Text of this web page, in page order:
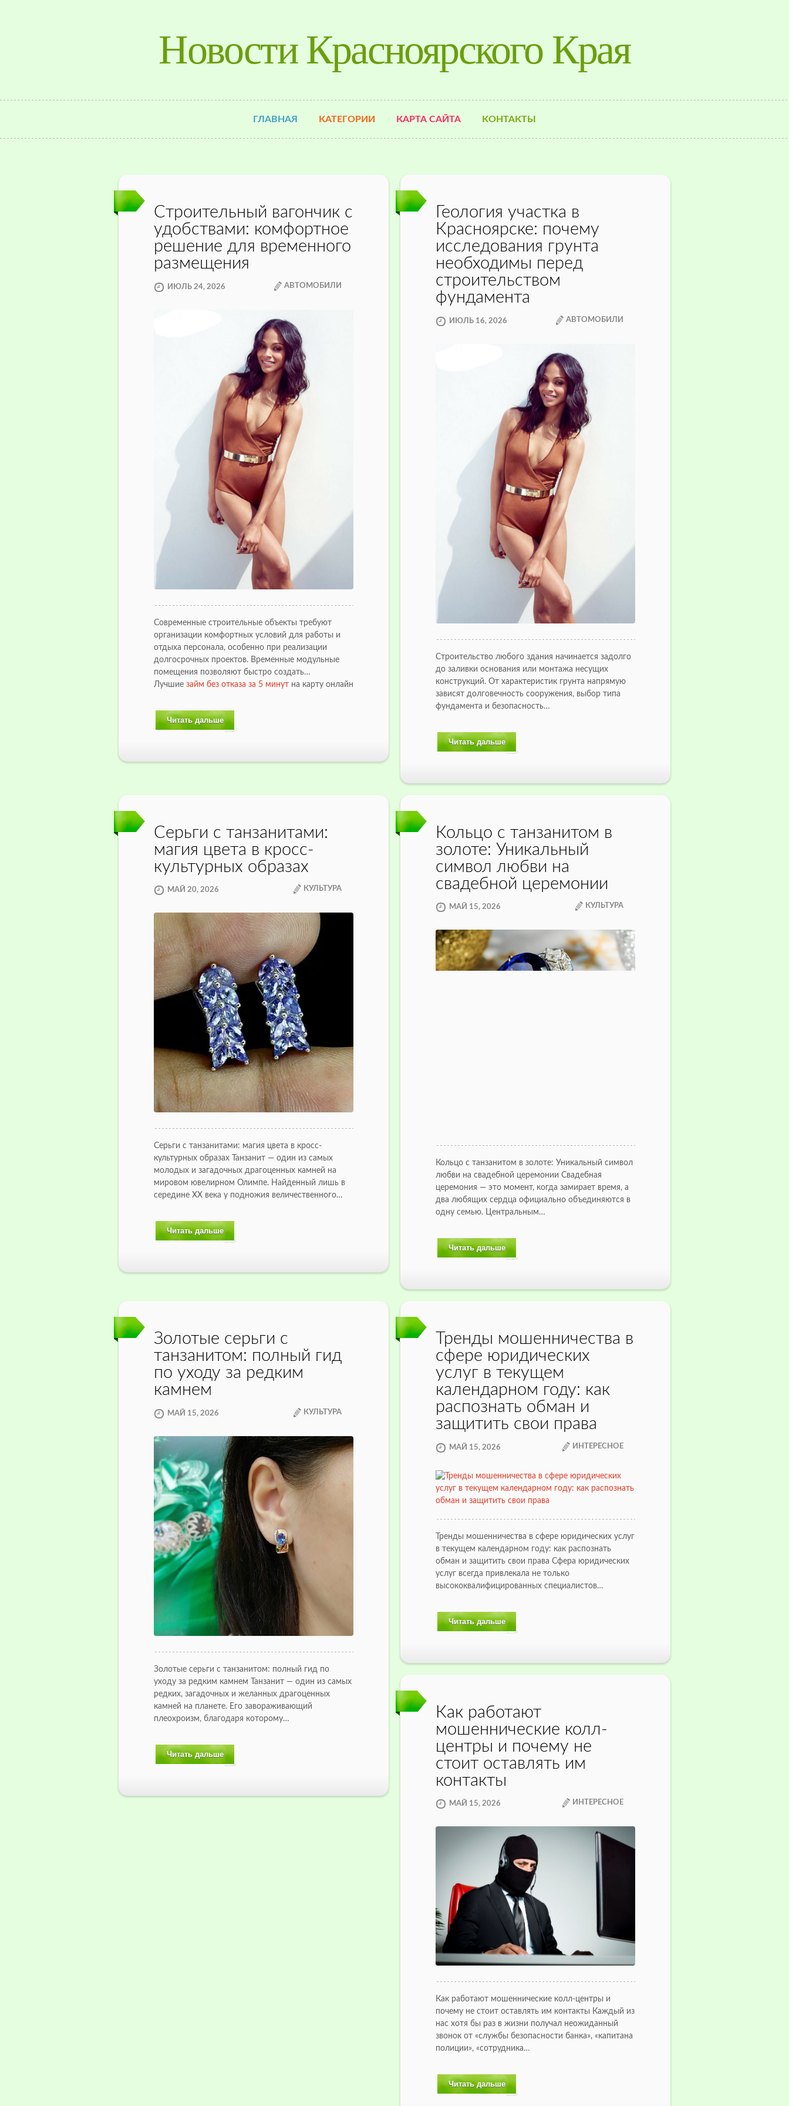
Новости Красноярского Края
ГЛАВНАЯ КАТЕГОРИИ КАРТА САЙТА КОНТАКТЫ
Строительный вагончик с
удобствами: комфортное
решение для временного
размещения
ИЮЛЬ 24, 2026 АВТОМОБИЛИ
Современные строительные объекты требуют
организации комфортных условий для работы и
отдыха персонала, особенно при реализации
долгосрочных проектов. Временные модульные
помещения позволяют быстро создать…
Лучшие займ без отказа за 5 минут на карту онлайн
Читать дальше
Геология участка в
Красноярске: почему
исследования грунта
необходимы перед
строительством
фундамента
ИЮЛЬ 16, 2026 АВТОМОБИЛИ
Строительство любого здания начинается задолго
до заливки основания или монтажа несущих
конструкций. От характеристик грунта напрямую
зависят долговечность сооружения, выбор типа
фундамента и безопасность…
Читать дальше
Серьги с танзанитами:
магия цвета в кросс-
культурных образах
МАЙ 20, 2026 КУЛЬТУРА
Серьги с танзанитами: магия цвета в кросс-
культурных образах Танзанит — один из самых
молодых и загадочных драгоценных камней на
мировом ювелирном Олимпе. Найденный лишь в
середине XX века у подножия величественного…
Читать дальше
Кольцо с танзанитом в
золоте: Уникальный
символ любви на
свадебной церемонии
МАЙ 15, 2026 КУЛЬТУРА
Кольцо с танзанитом в золоте: Уникальный символ
любви на свадебной церемонии Свадебная
церемония — это момент, когда замирает время, а
два любящих сердца официально объединяются в
одну семью. Центральным…
Читать дальше
Золотые серьги с
танзанитом: полный гид
по уходу за редким
камнем
МАЙ 15, 2026 КУЛЬТУРА
Золотые серьги с танзанитом: полный гид по
уходу за редким камнем Танзанит — один из самых
редких, загадочных и желанных драгоценных
камней на планете. Его завораживающий
плеохроизм, благодаря которому…
Читать дальше
Тренды мошенничества в
сфере юридических
услуг в текущем
календарном году: как
распознать обман и
защитить свои права
МАЙ 15, 2026 ИНТЕРЕСНОЕ
Тренды мошенничества в сфере юридических услуг
в текущем календарном году: как распознать
обман и защитить свои права Сфера юридических
услуг всегда привлекала не только
высококвалифицированных специалистов…
Читать дальше
Как работают
мошеннические колл-
центры и почему не
стоит оставлять им
контакты
МАЙ 15, 2026 ИНТЕРЕСНОЕ
Как работают мошеннические колл-центры и
почему не стоит оставлять им контакты Каждый из
нас хотя бы раз в жизни получал неожиданный
звонок от «службы безопасности банка», «капитана
полиции», «сотрудника…
Читать дальше